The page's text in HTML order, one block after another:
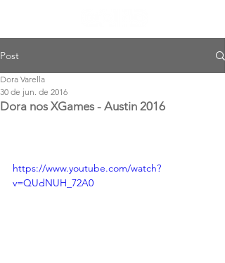
Post
Dora nos XGames - Austin 2016
Dora Varella
30 de jun. de 2016
https://www.youtube.com/watch?
v=QUdNUH_72A0